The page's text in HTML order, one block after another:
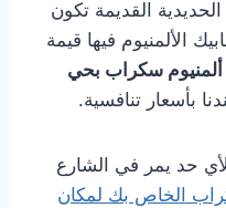
القديمة تكون
الألمنيوم فيها قيمة
ألمنيوم سكراب بحي
بأسعار تنافسية.
حد يمر في الشارع
الخاص بك لمكان